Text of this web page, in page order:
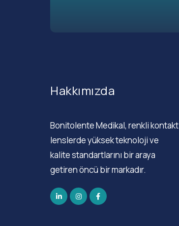
Hakkımızda
Bonitolente Medikal, renkli kontakt
lenslerde yüksek teknoloji ve
kalite standartlarını bir araya
getiren öncü bir markadır.